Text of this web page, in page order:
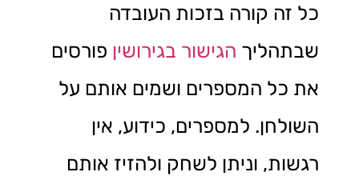
כל זה קורה בזכות העובדה
שבתהליך הגישור בגירושין פורסים
את כל המספרים ושמים אותם על
השולחן. למספרים, כידוע, אין
רגשות, וניתן לשחק ולהזיז אותם